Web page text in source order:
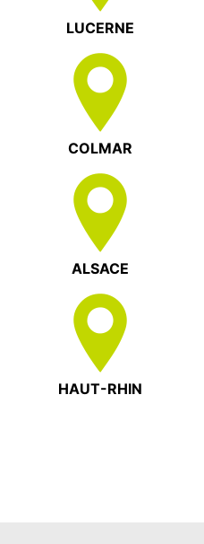
LUCERNE
COLMAR
ALSACE
HAUT-RHIN